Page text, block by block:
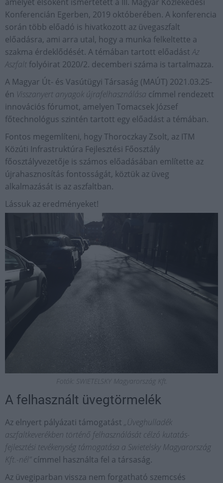
amelyet elsőként ismertetett a III. Magyar Közlekedési
Konferencián Egerben, 2019 októberében. A konferencia
során több előadó is hivatkozott az üvegaszfalt
előadásra, ami arra utal, hogy a munka felkeltette a
szakma érdeklődését. A témában tartott előadást Az
Aszfalt folyóirat 2020/2. decemberi száma is tartalmazza.
A Magyar Út- és Vasútügyi Társaság (MAÚT) 2021.03.25-
én Visszanyert anyagok újrafelhasználása címmel rendezett
innovációs fórumot, amelyen Tomacsek József
főtechnológus szintén tartott egy előadást a témában.
Fontos megemlíteni, hogy Thoroczkay Zsolt, az ITM
Közúti Infrastruktúra Fejlesztési Főosztály
főosztályvezetője is számos előadásában említette az
újrahasznosítás fontosságát, köztük az üveg
alkalmazását is az aszfaltban.
Lássuk az eredményeket!
Fotók: SWIETELSKY Magyarország Kft.
A felhasznált üvegtörmelék
Az elnyert pályázati támogatást „Üveghulladék
aszfaltkeverékben történő felhasználását célzó kutatás-
fejlesztési tevékenység támogatása a Swietelsky Magyarország
Kft.-nél”címmel használta fel a társaság.
Az üvegiparban vissza nem forgatható szemcsés